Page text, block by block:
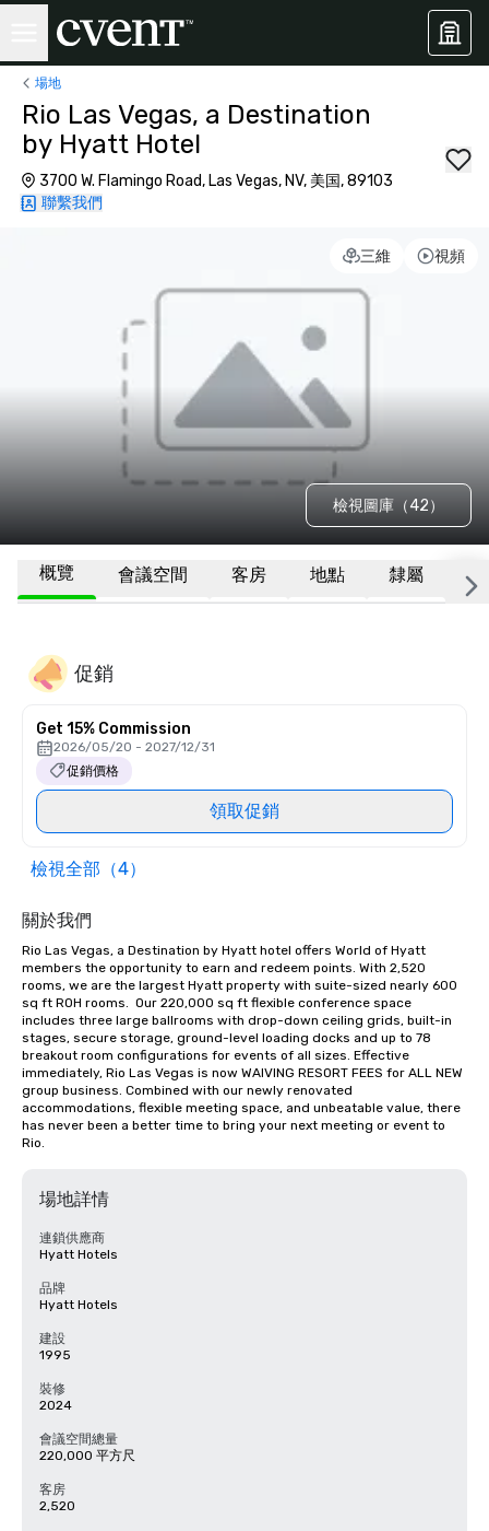
場地
Rio Las Vegas, a Destination
by Hyatt Hotel
3700 W. Flamingo Road, Las Vegas, NV, 美国, 89103
聯繫我們
三維 視頻
檢視圖庫（42）
概覽 會議空間 客房 地點 隸屬 更
促銷
Get 15% Commission
2026/05/20 - 2027/12/31
促銷價格
領取促銷
檢視全部（4）
關於我們
Rio Las Vegas, a Destination by Hyatt hotel offers World of Hyatt
members the opportunity to earn and redeem points. With 2,520
rooms, we are the largest Hyatt property with suite-sized nearly 600
sq ft ROH rooms.  Our 220,000 sq ft flexible conference space
includes three large ballrooms with drop-down ceiling grids, built-in
stages, secure storage, ground-level loading docks and up to 78
breakout room configurations for events of all sizes. Effective
immediately, Rio Las Vegas is now WAIVING RESORT FEES for ALL NEW
group business. Combined with our newly renovated
accommodations, flexible meeting space, and unbeatable value, there
has never been a better time to bring your next meeting or event to
Rio.
場地詳情
連鎖供應商
Hyatt Hotels
品牌
Hyatt Hotels
建設
1995
裝修
2024
會議空間總量
220,000 平方尺
客房
2,520